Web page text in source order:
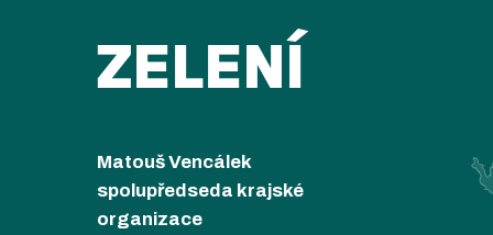
ZELENÍ
Matouš Vencálek
spolupředseda krajské
organizace